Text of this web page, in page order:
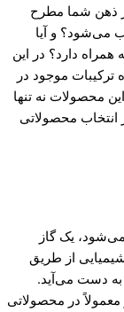
ذهن شما مطرح
می‌شود؟ و آیا
دارد؟ در این
ترکیبات موجود در
محصولات نه تنها
محصولاتی
یک گاز
از طریق
به دست می‌آید.
در محصولاتی